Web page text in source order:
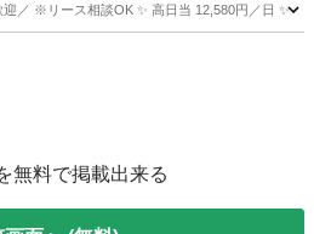
迎／ ※リース相談OK ✨ 高日当 12,580円／
無料で掲載出来る